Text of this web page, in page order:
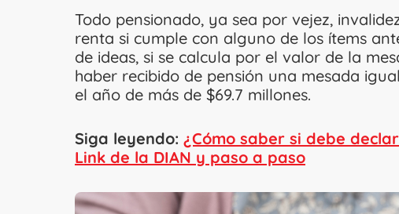
Todo pensionado, ya sea por vejez,
renta si cumple con alguno de los ítems
de ideas, si se calcula por el valor de la
haber recibido de pensión una mesada
el año de más de $69.7 millones.
Siga leyendo: ¿Cómo saber si debe
Link de la DIAN y paso a paso